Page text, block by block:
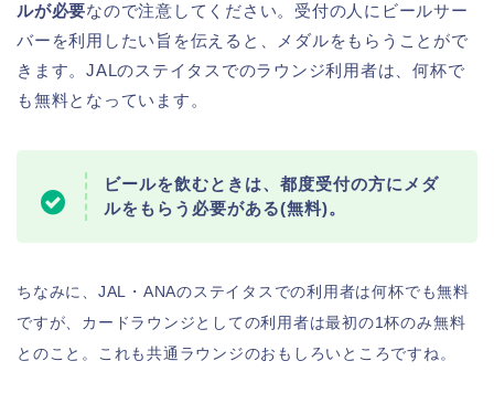
ルが必要なので注意してください。受付の人にビールサー
バーを利用したい旨を伝えると、メダルをもらうことがで
きます。JALのステイタスでのラウンジ利用者は、何杯で
も無料となっています。
ビールを飲むときは、都度受付の方にメダ
ルをもらう必要がある(無料)。
ちなみに、JAL・ANAのステイタスでの利用者は何杯でも無料
ですが、カードラウンジとしての利用者は最初の1杯のみ無料
とのこと。これも共通ラウンジのおもしろいところですね。